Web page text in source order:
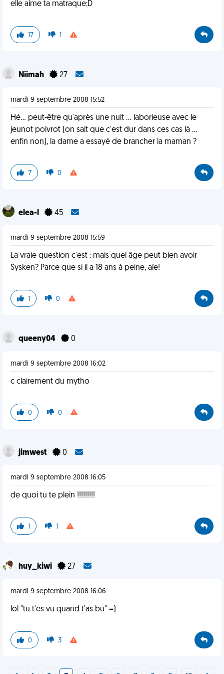
elle aime ta matraque:D
17 1
Niimah 27
mardi 9 septembre 2008 15:52
Hé... peut-être qu'après une nuit ... laborieuse avec le
jeunot poivrot (on sait que c'est dur dans ces cas là ...
enfin non), la dame a essayé de brancher la maman ?
7 0
elea-l 45
mardi 9 septembre 2008 15:59
La vraie question c'est : mais quel âge peut bien avoir
Sysken? Parce que si il a 18 ans à peine, aïe!
1 0
queeny04 0
mardi 9 septembre 2008 16:02
c clairement du mytho
0 0
jimwest 0
mardi 9 septembre 2008 16:05
de quoi tu te plein !!!!!!!!!
1 1
huy_kiwi 27
mardi 9 septembre 2008 16:06
lol "tu t'es vu quand t'as bu" =)
0 3